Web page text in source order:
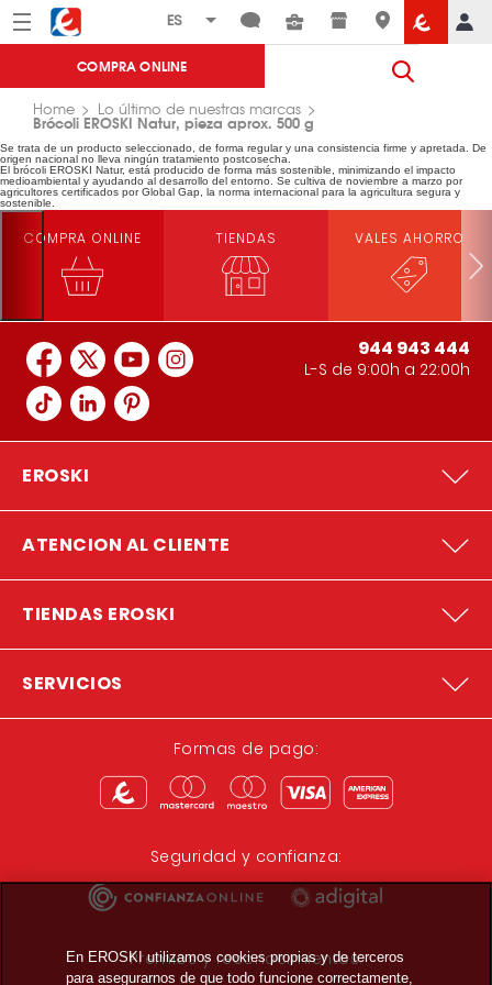
Menú Eroski
COMPRA ONLINE
Home Lo último de nuestras marcas
Brócoli EROSKI Natur, pieza aprox. 500 g
Se trata de un producto seleccionado, de forma regular y una consistencia firme y apretada. De
origen nacional no lleva ningún tratamiento postcosecha.
El brócoli EROSKI Natur, está producido de forma más sostenible, minimizando el impacto
medioambiental y ayudando al desarrollo del entorno. Se cultiva de noviembre a marzo por
agricultores certificados por Global Gap, la norma internacional para la agricultura segura y
sostenible.
COMPRA ONLINE TIENDAS VALES AHORRO
944 943 444
L-S de 9:00h a 22:00h
EROSKI
ATENCION AL CLIENTE
TIENDAS EROSKI
SERVICIOS
Formas de pago:
Seguridad y confianza:
Premios y reconocimientos:
En EROSKI utilizamos cookies propias y de terceros
para asegurarnos de que todo funcione correctamente,